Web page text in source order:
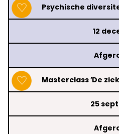
Psychische
12
Masterclass ′De
25